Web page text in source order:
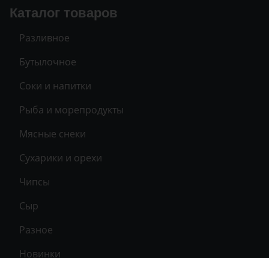
Каталог товаров
Разливное
Бутылочное
Соки и напитки
Рыба и морепродукты
Мясные снеки
Сухарики и орехи
Чипсы
Сыр
Разное
Новинки